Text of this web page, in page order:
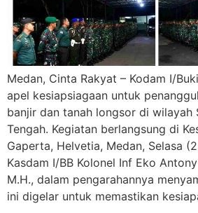
Medan, Cinta Rakyat – Kodam I/
apel kesiapsiagaan untuk
banjir dan tanah longsor di wilayah
Tengah. Kegiatan berlangsung di
Gaperta, Helvetia, Medan, Selasa
Kasdam I/BB Kolonel Inf Eko
M.H., dalam pengarahannya
ini digelar untuk memastikan